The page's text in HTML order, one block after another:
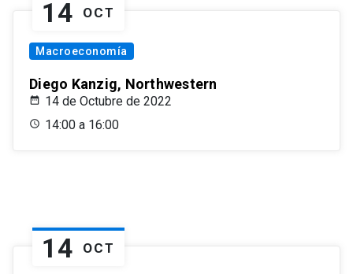
14 OCT
Macroeconomía
Diego Kanzig, Northwestern
14 de Octubre de 2022
14:00 a 16:00
14 OCT